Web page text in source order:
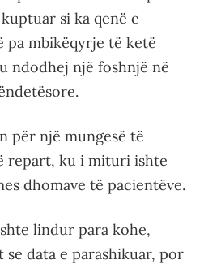
si ka qenë e
pa mbikëqyrje të ketë
ndodhej një foshnjë në
për një mungesë të
repart, ku i mituri ishte
dhomave të pacientëve.
lindur para kohe,
se data e parashikuar, por